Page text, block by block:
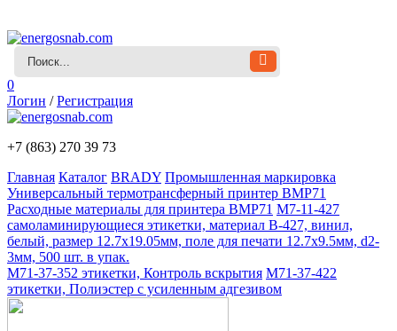
0
Логин /Регистрация
+7 (863) 270 39 73
Главная Каталог BRADY Промышленная маркировка
Универсальный термотрансферный принтер BMP71
Расходные материалы для принтера BMP71 M7-11-427
самоламинирующиеся этикетки, материал B-427, винил,
белый, размер 12.7х19.05мм, поле для печати 12.7x9.5мм, d2-
3мм, 500 шт. в упак.
M71-37-352 этикетки, Контроль вскрытия M71-37-422
этикетки, Полиэстер с усиленным адгезивом